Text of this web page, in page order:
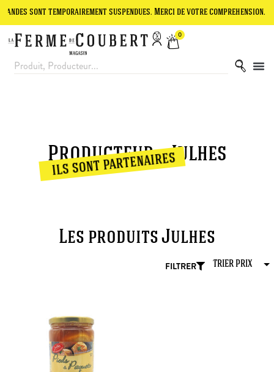
sont temporairement suspendues. Merci de votre compréhension.
0
Producteur : Julhes
ils sont partenaires
Les produits Julhes
FILTRER